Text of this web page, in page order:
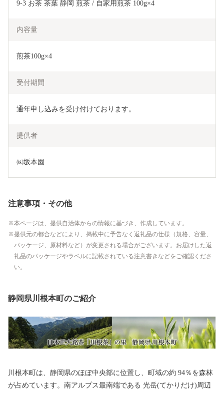
9-3 お茶 茶葉 静岡 煎茶 / 自家用煎茶 100g×4
内容量
煎茶100g×4
受付期間
通年申し込みを受け付けております。
提供者
㈱坂本園
注意事項・その他
本ページは、提供自治体からの情報に基づき、作成しています。
提供元の都合などにより、掲載中に予告なく返礼品の仕様（規格、容量、
パッケージ、原材料など）が変更される場合がございます。お届けした返
礼品のパッケージやラベルに記載されている注意書きなどをご確認くださ
い。
静岡県川根本町のご紹介
川根本町は、静岡県のほぼ中央部に位置し、町域の約 94％を森林
が占めています。南アルプス最南端である 光岳(てかりだけ)周辺